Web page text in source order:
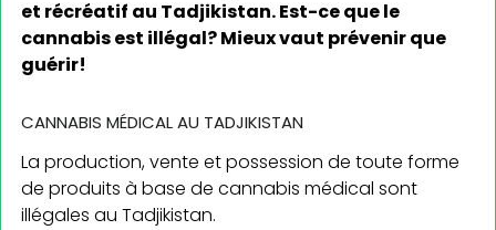
et récréatif au Tadjikistan. Est-ce que le
cannabis est illégal? Mieux vaut prévenir que
guérir!
CANNABIS MÉDICAL AU TADJIKISTAN
La production, vente et possession de toute forme
de produits à base de cannabis médical sont
illégales au Tadjikistan.